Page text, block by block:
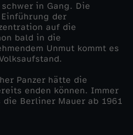
in Gang. Die
der
auf die
bald in die
Unmut kommt es
Panzer hätte die
enden können. Immer
Berliner Mauer ab 1961